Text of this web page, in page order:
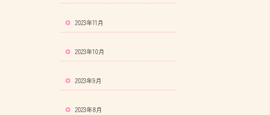
2023年11月
2023年10月
2023年9月
2023年8月